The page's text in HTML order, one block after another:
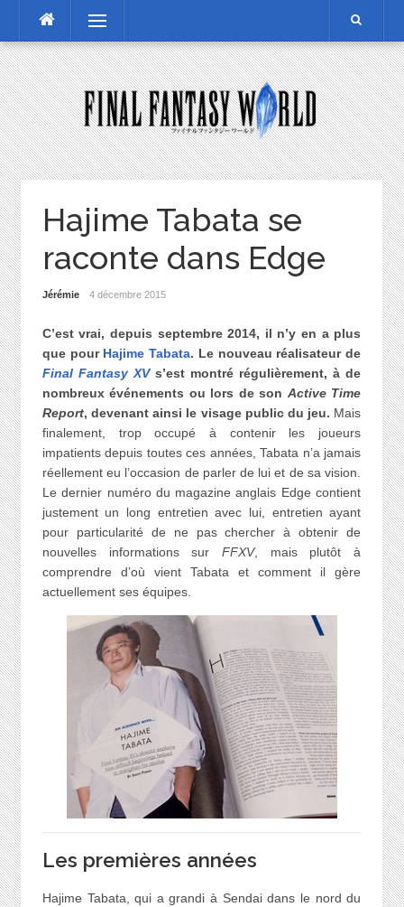
content
Menu
Hajime Tabata se
raconte dans Edge
Jérémie 4 décembre 2015
C’est vrai, depuis septembre 2014, il n’y en a plus
que pour Hajime Tabata. Le nouveau réalisateur de
Final Fantasy XVs’est montré régulièrement, à de
nombreux événements ou lors de son Active Time
Report, devenant ainsi le visage public du jeu. Mais
finalement, trop occupé à contenir les joueurs
impatients depuis toutes ces années, Tabata n’a jamais
réellement eu l’occasion de parler de lui et de sa vision.
Le dernier numéro du magazine anglais Edge contient
justement un long entretien avec lui, entretien ayant
pour particularité de ne pas chercher à obtenir de
nouvelles informations sur FFXV, mais plutôt à
comprendre d’où vient Tabata et comment il gère
actuellement ses équipes.
Les premières années
Hajime Tabata, qui a grandi à Sendai dans le nord du